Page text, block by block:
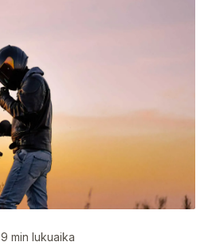
9 min lukuaika